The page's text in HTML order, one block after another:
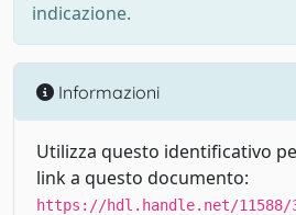
indicazione.
Informazioni
Utilizza questo identificativo
link a questo documento:
https://hdl.handle.net/11588/